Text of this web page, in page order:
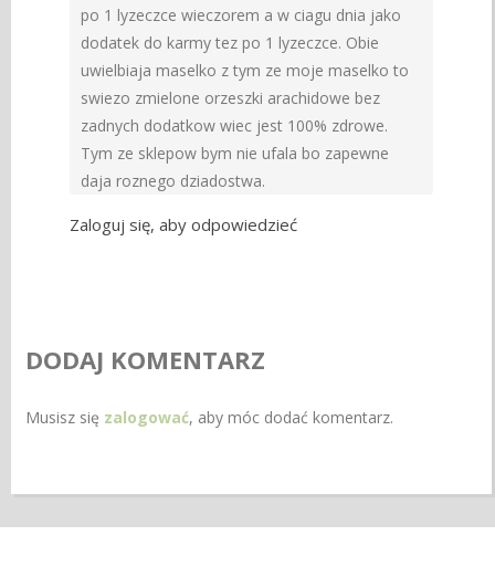
po 1 lyzeczce wieczorem a w ciagu dnia jako
dodatek do karmy tez po 1 lyzeczce. Obie
uwielbiaja maselko z tym ze moje maselko to
swiezo zmielone orzeszki arachidowe bez
zadnych dodatkow wiec jest 100% zdrowe.
Tym ze sklepow bym nie ufala bo zapewne
daja roznego dziadostwa.
Zaloguj się, aby odpowiedzieć
DODAJ KOMENTARZ
Musisz się zalogować, aby móc dodać komentarz.